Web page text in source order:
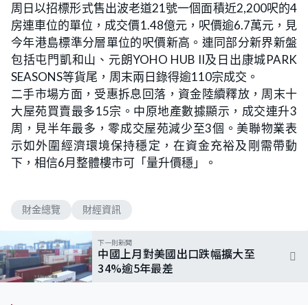
周日以招標形式售出波老道21號一個面積近2,200呎的4
房連車位的單位，成交價1.48億元，呎價逾6.7萬元，見
今年港島標準分層單位的呎價新高。連同部分新界新盤
包括屯門凱和山、元朗YOHO HUB II及日出康城PARK
SEASONS等貨尾，周末兩日錄得逾110宗成交。
二手市場方面，受惠拆息回落，資金陸續釋放，周末十
大屋苑買賣最多15宗。中原地產數據顯示，成交連升3
周，見半年最多，零成交屋苑減少至3個。美聯物業表
示如外圍經濟環境保持穩定，在資金充裕及剛需帶動
下，相信6月整體樓市可「量升價穩」。
財金總覽 財經資訊
下一則新聞
中國上月對美國出口跌幅擴大至
34%逾5年最差